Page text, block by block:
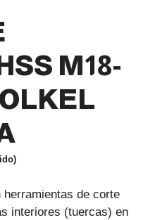
M18-
de corte
interiores (tuercas) en